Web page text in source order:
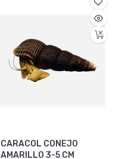
CARACOL CONEJO
AMARILLO 3-5 CM